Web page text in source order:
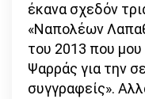
έκανα σχεδόν
«Ναπολέων
του 2013 που
Ψαρράς για την
συγγραφείς».